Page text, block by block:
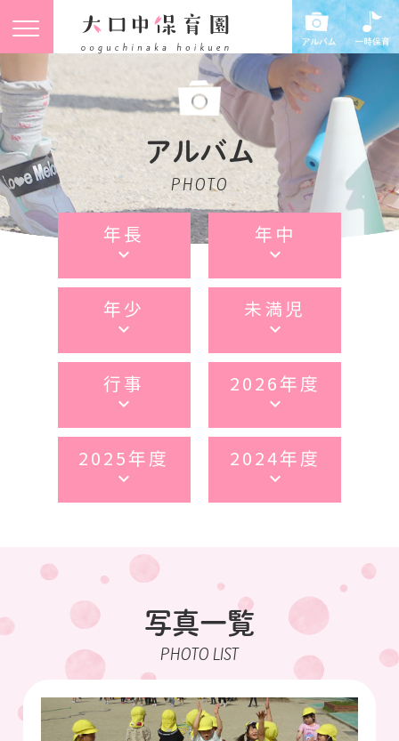
アルバム
PHOTO
年長
keyboard_arrow_down
年中
keyboard_arrow_down
年少
keyboard_arrow_down
未満児
keyboard_arrow_down
行事
keyboard_arrow_down
2026年度
keyboard_arrow_down
2025年度
keyboard_arrow_down
2024年度
keyboard_arrow_down
写真一覧
PHOTO LIST